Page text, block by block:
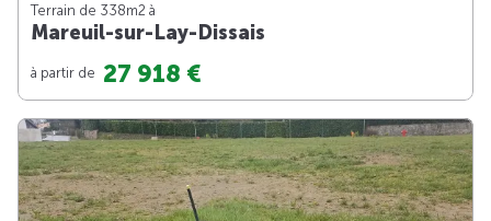
Terrain de 338m2 à
Mareuil-sur-Lay-Dissais
à partir de 27 918 €